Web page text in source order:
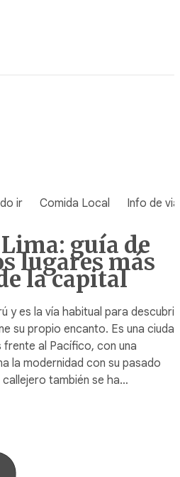
ir Comida Local Info de
guía de
lugares más
la capital
y es la vía habitual para descubrir
su propio encanto. Es una ciudad
frente al Pacífico, con una
la modernidad con su pasado
también se ha…